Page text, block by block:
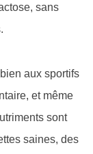
sans
aux sportifs
et même
sont
saines, des